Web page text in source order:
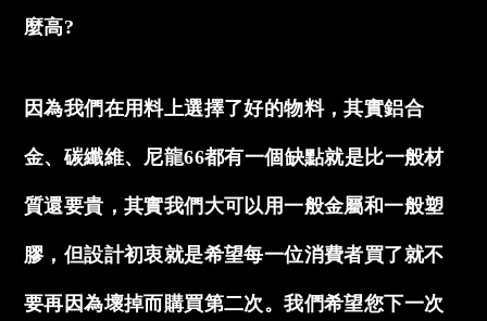
麼高?
因為我們在用料上選擇了好的物料，其實鋁合
金、碳纖維、尼龍66都有一個缺點就是比一般材
質還要貴，其實我們大可以用一般金屬和一般塑
膠，但設計初衷就是希望每一位消費者買了就不
要再因為壞掉而購買第二次。我們希望您下一次